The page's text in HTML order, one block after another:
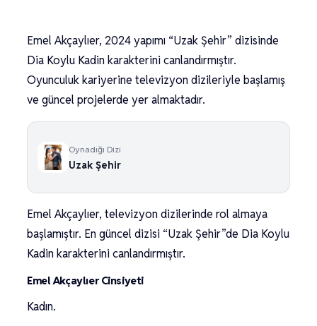
Emel Akçaylıer, 2024 yapımı “Uzak Şehir” dizisinde
Dia Koylu Kadin karakterini canlandırmıştır.
Oyunculuk kariyerine televizyon dizileriyle başlamış
ve güncel projelerde yer almaktadır.
Oynadığı Dizi
Uzak Şehir
Emel Akçaylıer, televizyon dizilerinde rol almaya
başlamıştır. En güncel dizisi “Uzak Şehir”de Dia Koylu
Kadin karakterini canlandırmıştır.
Emel Akçaylıer Cinsiyeti
Kadın.